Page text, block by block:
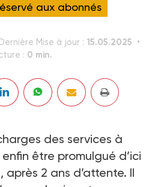
aux abonnés
Dernière Mise à jour : 15.05.2025
: 0 min.
des services à
être promulgué d’ici
après 2 ans d’attente. Il